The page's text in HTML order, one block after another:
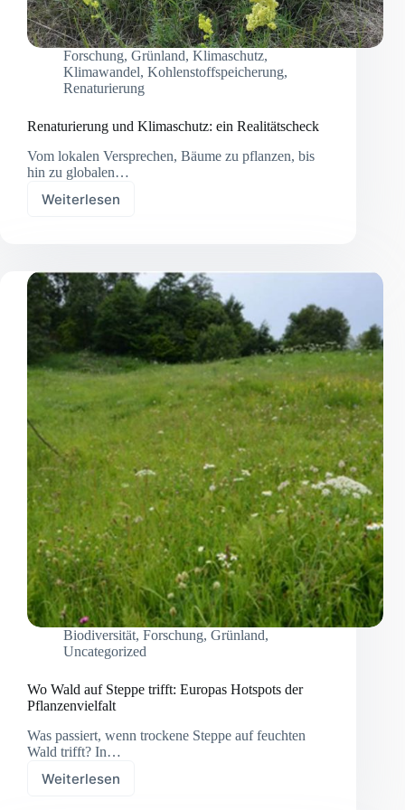
Forschung, Grünland, Klimaschutz,
Klimawandel, Kohlenstoffspeicherung,
Renaturierung
Renaturierung und Klimaschutz: ein Realitätscheck
Vom lokalen Versprechen, Bäume zu pflanzen, bis
hin zu globalen…
WeiterlesenRenaturierung
Realitätscheck
Biodiversität, Forschung, Grünland,
Uncategorized
Wo Wald auf Steppe trifft: Europas Hotspots der
Pflanzenvielfalt
Was passiert, wenn trockene Steppe auf feuchten
Wald trifft? In…
Weiterlesen
Wo